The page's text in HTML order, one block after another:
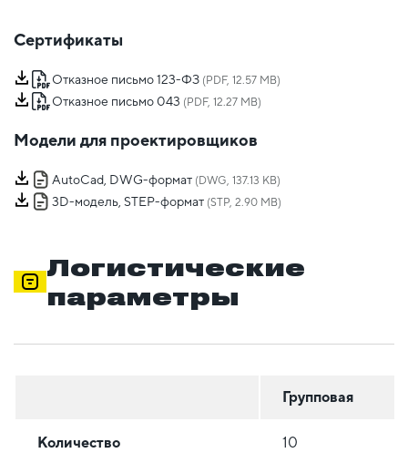
Сертификаты
Отказное письмо 123-ФЗ (PDF, 12.57 MB)
Отказное письмо 043 (PDF, 12.27 MB)
Модели для проектировщиков
AutoCad, DWG-формат (DWG, 137.13 KB)
3D-модель, STEP-формат (STP, 2.90 MB)
Логистические
параметры
Групповая
Количество 10